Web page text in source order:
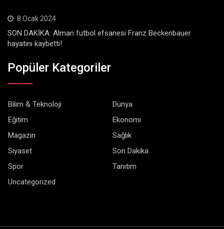
8 Ocak 2024
SON DAKİKA: Alman futbol efsanesi Franz Beckenbauer
hayatını kaybetti!
Popüler Kategoriler
Bilim & Teknoloji
Dünya
Eğitim
Ekonomi
Magazin
Sağlık
Siyaset
Son Dakika
Spor
Tanıtım
Uncategorized